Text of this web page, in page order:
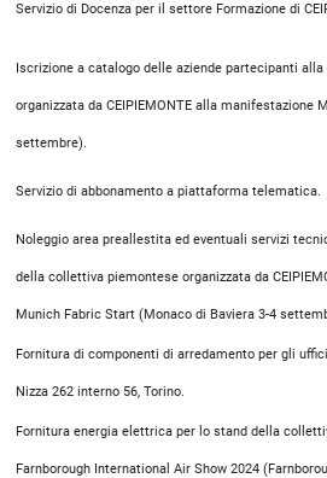
Servizio di Docenza per il settore Formazione di
Iscrizione a catalogo delle aziende partecipanti
organizzata da CEIPIEMONTE alla manifestazione
settembre).
Servizio di abbonamento a piattaforma telematica.
Noleggio area preallestita ed eventuali servizi
della collettiva piemontese organizzata da
Munich Fabric Start (Monaco di Baviera 3-4
Fornitura di componenti di arredamento per gli
Nizza 262 interno 56, Torino.
Fornitura energia elettrica per lo stand della
Farnborough International Air Show 2024